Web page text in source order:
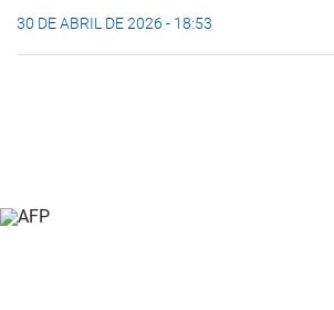
30 DE ABRIL DE 2026 - 18:53